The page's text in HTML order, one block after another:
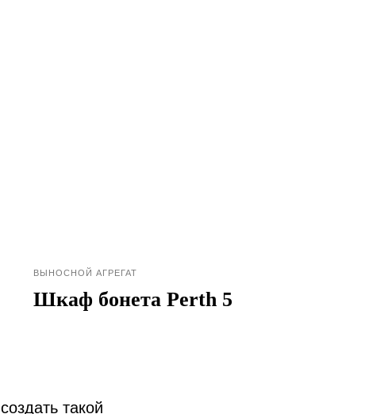
ВЫНОСНОЙ АГРЕГАТ
Шкаф бонета Perth 5
такой